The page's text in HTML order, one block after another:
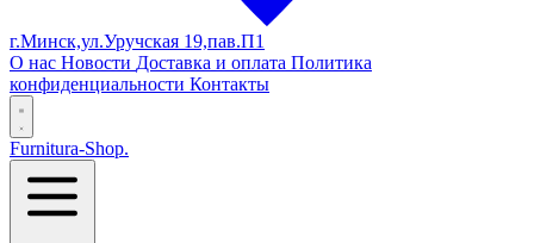
г.Минск,ул.Уручская 19,пав.П1
О нас Новости Доставка и оплата Политика
конфиденциальности Контакты
Furnitura-Shop.